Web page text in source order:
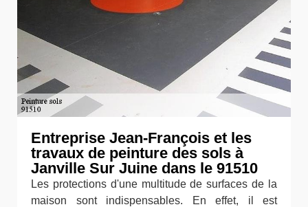
Entreprise Jean-François et les
travaux de peinture des sols à
Janville Sur Juine dans le 91510
Les protections d'une multitude de surfaces de la
maison sont indispensables. En effet, il est